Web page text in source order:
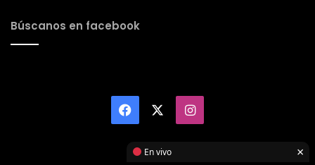
Búscanos en facebook
Facebook Instagram
En vivo ×